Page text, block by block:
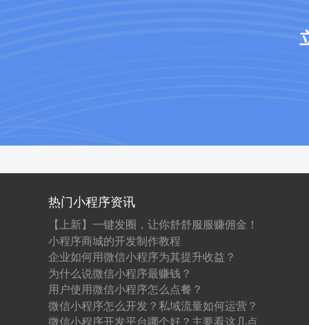
热门小程序资讯
【上新】一键发圈，让你舒舒服服赚佣金！
小程序商城的开发制作教程
企业如何用微信小程序为其提升收益？
为什么说微信小程序最赚钱？
用户使用微信小程序怎么点餐？
微信小程序怎么开发？私域流量如何运营？
微信小程序开发平台哪个好？主要看这几点